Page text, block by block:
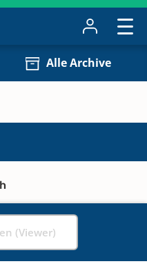
Alle Archive
(Viewer)